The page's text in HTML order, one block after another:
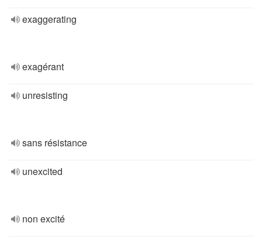
exaggerating
exagérant
unresisting
sans résistance
unexcited
non excité